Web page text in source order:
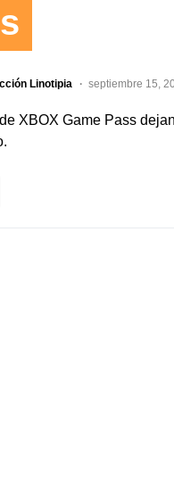
Linotipia septiembre 15,
XBOX Game Pass